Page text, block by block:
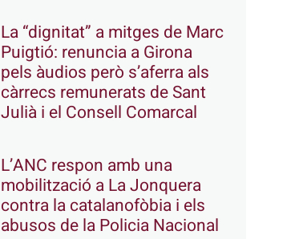
La “dignitat” a mitges de Marc
Puigtió: renuncia a Girona
pels àudios però s’aferra als
càrrecs remunerats de Sant
Julià i el Consell Comarcal
L’ANC respon amb una
mobilització a La Jonquera
contra la catalanofòbia i els
abusos de la Policia Nacional